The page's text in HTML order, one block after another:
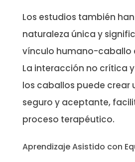
Los estudios también
naturaleza única y
vínculo humano-caballo
La interacción no crítica
los caballos puede crear
seguro y aceptante,
proceso terapéutico.
Aprendizaje Asistido con